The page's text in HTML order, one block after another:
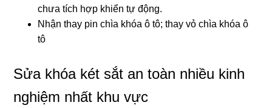
chưa tích hợp khiển tự động.
Nhận thay pin chìa khóa ô tô; thay vỏ chìa khóa ô
tô
Sửa khóa két sắt an toàn nhiều kinh
nghiệm nhất khu vực